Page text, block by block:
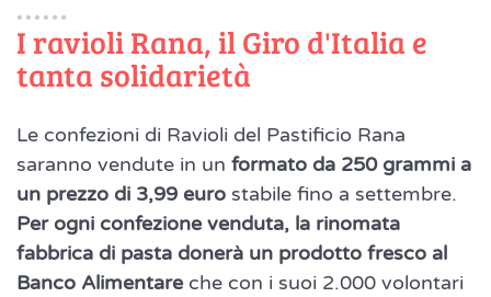
I ravioli Rana, il Giro d'Italia e
tanta solidarietà
Le confezioni di Ravioli del Pastificio Rana
saranno vendute in un formato da 250 grammi a
un prezzo di 3,99 euro stabile fino a settembre.
Per ogni confezione venduta, la rinomata
fabbrica di pasta donerà un prodotto fresco al
Banco Alimentareche con i suoi 2.000 volontari